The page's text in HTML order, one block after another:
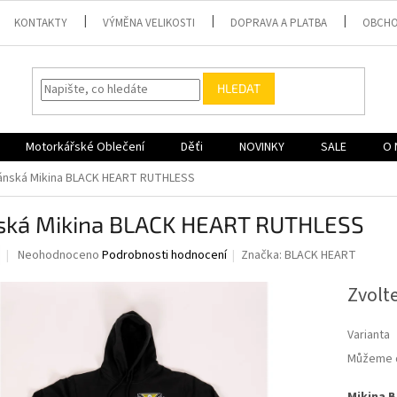
KONTAKTY VÝMĚNA VELIKOSTI DOPRAVA A PLATBA
HLEDAT
Motorkářské Oblečení Děťi NOVINKY SALE O
Mikina BLACK HEART RUTHLESS
Mikina BLACK HEART RUTHLESS
Průměrné
hvězdiček.
Neohodnoceno Podrobnosti hodnocení Značka:BLACK HEART
Varianta
Můžeme